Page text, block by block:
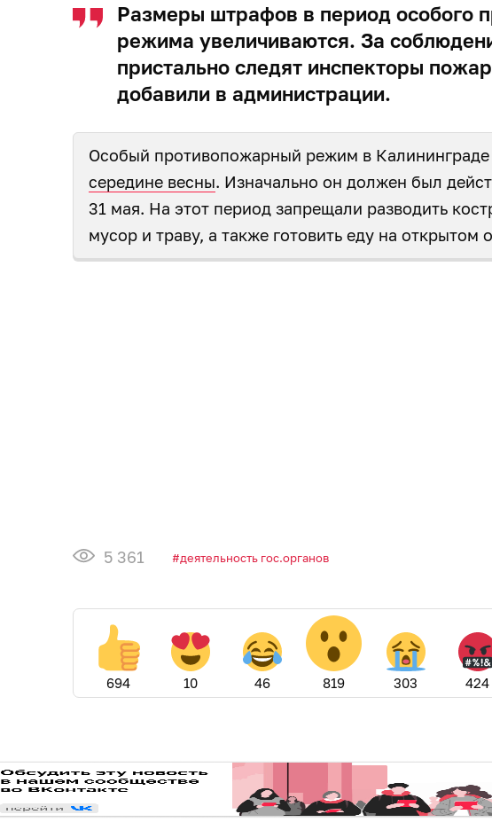
Размеры штрафов в период особого
режима увеличиваются. За
пристально следят инспекторы
добавили в администрации.
Особый противопожарный режим в Калининграде
середине весны. Изначально он должен был
31 мая. На этот период запрещали разводить
мусор и траву, а также готовить еду на открытом
5 361 деятельность гос.органов
694 10 46 819 303 424